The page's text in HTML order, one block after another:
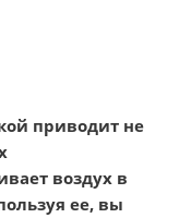
приводит не
воздух в
ее, вы